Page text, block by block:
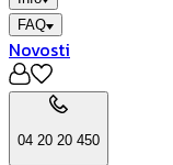
FAQ
Novosti
04 20 20 450